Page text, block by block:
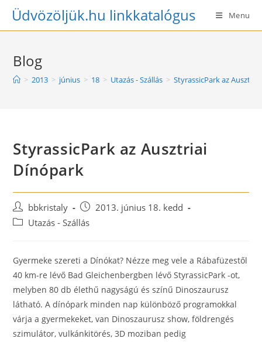
SkipÜdvözöljük.hu linkkatalógus Menu
Blog
> 2013 > június > 18 > Utazás - Szállás > StyrassicPark az
StyrassicPark az Ausztriai
Dínópark
Post
author:
bbkristaly
Post
published:
2013. június 18. kedd
PostUtazás - Szállás
Gyermeke szereti a Dínókat? Nézze meg vele a Rábafüzestől
40 km-re lévő Bad Gleichenbergben lévő StyrassicPark -ot,
melyben 80 db élethű nagyságú és színű Dinoszaurusz
látható. A dínópark minden nap különböző programokkal
várja a gyermekeket, van Dinoszaurusz show, földrengés
szimulátor, vulkánkitörés, 3D moziban pedig